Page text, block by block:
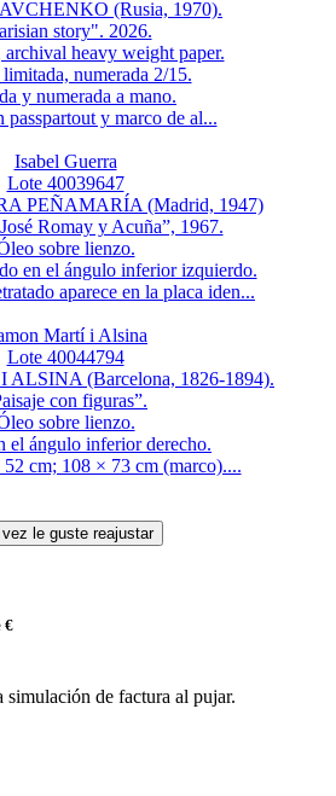
(Rusia, 1970).
story". 2026.
heavy weight paper.
numerada 2/15.
y numerada a mano.
passpartout y marco de al...
Isabel Guerra
Lote 40039647
PEÑAMARÍA (Madrid, 1947)
Romay y Acuña”, 1967.
sobre lienzo.
en el ángulo inferior izquierdo.
aparece en la placa iden...
Martí i Alsina
Lote 40044794
(Barcelona, 1826-1894).
con figuras”.
sobre lienzo.
el ángulo inferior derecho.
cm; 108 × 73 cm (marco)....
€
de factura al pujar.